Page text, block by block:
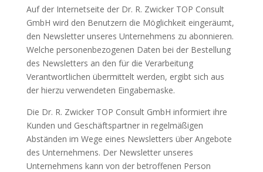
Auf der Internetseite der Dr. R. Zwicker TOP Consult
GmbH wird den Benutzern die Möglichkeit eingeräumt,
den Newsletter unseres Unternehmens zu abonnieren.
Welche personenbezogenen Daten bei der Bestellung
des Newsletters an den für die Verarbeitung
Verantwortlichen übermittelt werden, ergibt sich aus
der hierzu verwendeten Eingabemaske.
Die Dr. R. Zwicker TOP Consult GmbH informiert ihre
Kunden und Geschäftspartner in regelmäßigen
Abständen im Wege eines Newsletters über Angebote
des Unternehmens. Der Newsletter unseres
Unternehmens kann von der betroffenen Person